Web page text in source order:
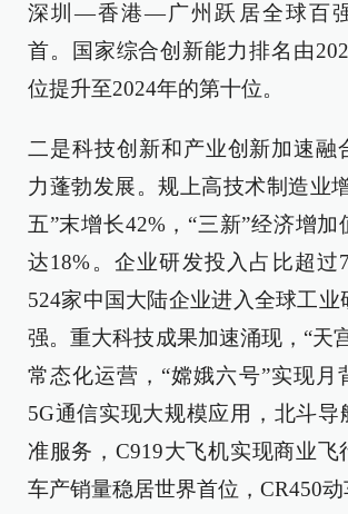
深圳—香港—广州跃居全球百
首。国家综合创新能力排名由
位提升至2024年的第十位。
二是科技创新和产业创新加速融
力蓬勃发展。规上高技术制造业
五”末增长42%，“三新”经济增加
达18%。企业研发投入占比超过
524家中国大陆企业进入全球工业
强。重大科技成果加速涌现，“天
常态化运营，“嫦娥六号”实现月
5G通信实现大规模应用，北斗导
准服务，C919大飞机实现商业飞
车产销量稳居世界首位，CR450